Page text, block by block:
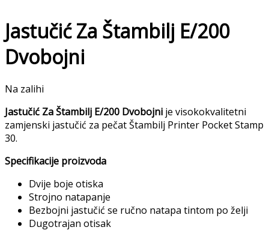
Jastučić Za Štambilj E/200
Dvobojni
Na zalihi
Jastučić Za Štambilj E/200 Dvobojni je visokokvalitetni
zamjenski jastučić za pečat Štambilj Printer Pocket Stamp
30.
Specifikacije proizvoda
Dvije boje otiska
Strojno natapanje
Bezbojni jastučić se ručno natapa tintom po želji
Dugotrajan otisak